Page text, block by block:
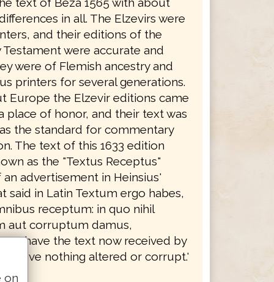
in all. The Elzevirs were
and their editions of the
Testament were accurate and
were of Flemish ancestry and
printers for several generations.
Europe the Elzevir editions came
place of honor, and their text was
the standard for commentary
The text of this 1633 edition
as the "Textus Receptus"
advertisement in Heinsius'
said in Latin Textum ergo habes,
receptum: in quo nihil
aut corruptum damus,
have the text now received by
give nothing altered or corrupt.'
on